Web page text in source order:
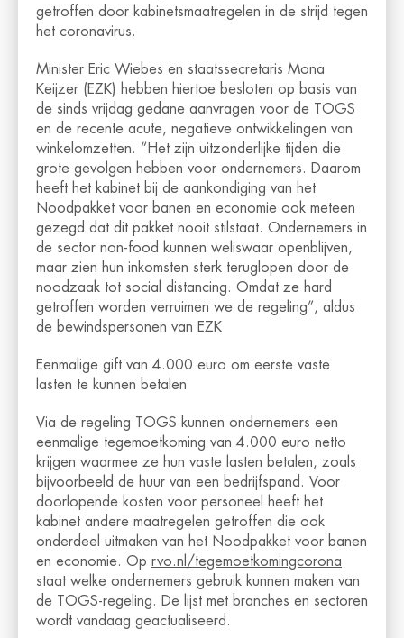
getroffen door kabinetsmaatregelen in de strijd tegen
het coronavirus.
Minister Eric Wiebes en staatssecretaris Mona
Keijzer (EZK) hebben hiertoe besloten op basis van
de sinds vrijdag gedane aanvragen voor de TOGS
en de recente acute, negatieve ontwikkelingen van
winkelomzetten. “Het zijn uitzonderlijke tijden die
grote gevolgen hebben voor ondernemers. Daarom
heeft het kabinet bij de aankondiging van het
Noodpakket voor banen en economie ook meteen
gezegd dat dit pakket nooit stilstaat. Ondernemers in
de sector non-food kunnen weliswaar openblijven,
maar zien hun inkomsten sterk teruglopen door de
noodzaak tot social distancing. Omdat ze hard
getroffen worden verruimen we de regeling”, aldus
de bewindspersonen van EZK
Eenmalige gift van 4.000 euro om eerste vaste
lasten te kunnen betalen
Via de regeling TOGS kunnen ondernemers een
eenmalige tegemoetkoming van 4.000 euro netto
krijgen waarmee ze hun vaste lasten betalen, zoals
bijvoorbeeld de huur van een bedrijfspand. Voor
doorlopende kosten voor personeel heeft het
kabinet andere maatregelen getroffen die ook
onderdeel uitmaken van het Noodpakket voor banen
en economie. Op rvo.nl/tegemoetkomingcorona
staat welke ondernemers gebruik kunnen maken van
de TOGS-regeling. De lijst met branches en sectoren
wordt vandaag geactualiseerd.